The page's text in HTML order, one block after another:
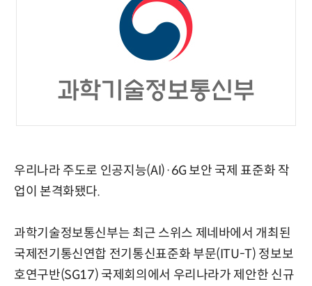
우리나라 주도로 인공지능(AI)·6G 보안 국제 표준화 작
업이 본격화됐다.
과학기술정보통신부는 최근 스위스 제네바에서 개최된
국제전기통신연합 전기통신표준화 부문(ITU-T) 정보보
호연구반(SG17) 국제회의에서 우리나라가 제안한 신규